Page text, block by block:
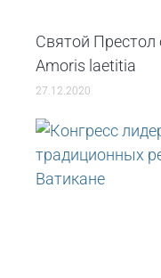
Святой Престол
Amoris laetitia
27.12.2020